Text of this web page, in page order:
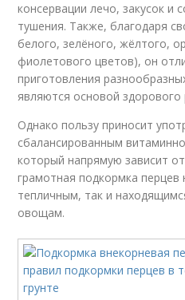
консервации лечо, закусок и
тушения. Также, благодаря
белого, зелёного, жёлтого,
фиолетового цветов), он
приготовления
являются основой
Однако пользу приносит
сбалансированным
который напрямую зависит
грамотная подкормка
тепличным, так и
овощам.